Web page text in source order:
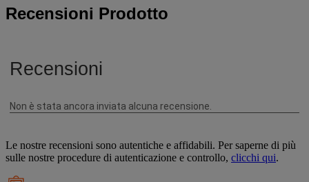
Recensioni Prodotto
Le nostre recensioni sono autentiche e affidabili. Per saperne di più
sulle nostre procedure di autenticazione e controllo, clicchi qui.